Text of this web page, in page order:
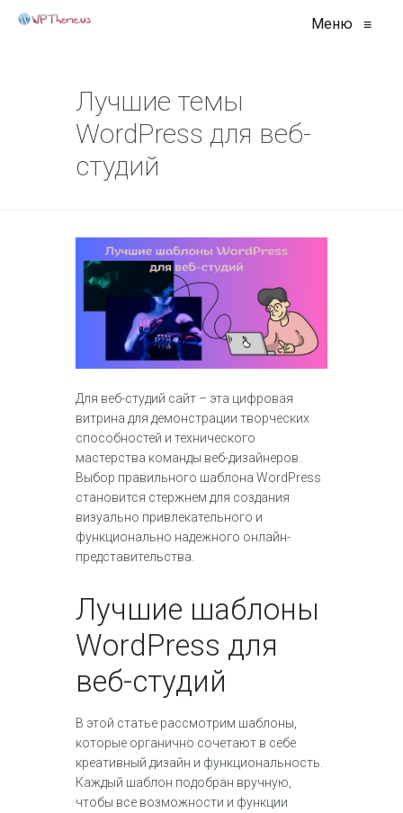
Меню ≡
Лучшие темы
WordPress для веб-
студий
Для веб-студий сайт – эта цифровая
витрина для демонстрации творческих
способностей и технического
мастерства команды веб-дизайнеров.
Выбор правильного шаблона WordPress
становится стержнем для создания
визуально привлекательного и
функционально надежного онлайн-
представительства.
Лучшие шаблоны
WordPress для
веб-студий
В этой статье рассмотрим шаблоны,
которые органично сочетают в себе
креативный дизайн и функциональность.
Каждый шаблон подобран вручную,
чтобы все возможности и функции